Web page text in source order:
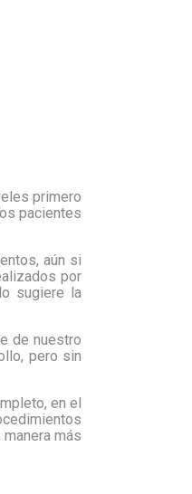
primero
pacientes
aún si
por
sugiere la
de nuestro
pero sin
en el
más